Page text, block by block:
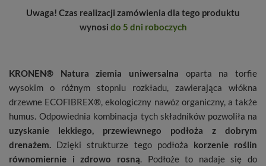
Uwaga! Czas realizacji zamówienia dla tego produktu
wynosi do 5 dni roboczych
KRONEN® Natura ziemia uniwersalna oparta na torfie
wysokim o różnym stopniu rozkładu, zawierająca włókna
drzewne ECOFIBREX®, ekologiczny nawóz organiczny, a także
humus. Odpowiednia kombinacja tych składników pozwoliła na
uzyskanie lekkiego, przewiewnego podłoża z dobrym
drenażem. Dzięki strukturze tego podłoża korzenie roślin
równomiernie i zdrowo rosną. Podłoże to nadaje się do